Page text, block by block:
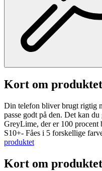
Kort om produktet
Din telefon bliver brugt rigtig
passe godt på den. Det kan
GreyLime, der er 100 procent
S10+- Fåes i 5 forskellige
produktet
Kort om produktet